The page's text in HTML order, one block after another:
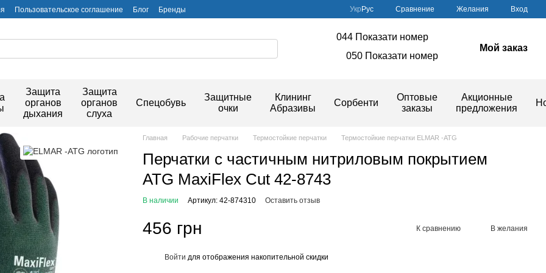
Пользовательское соглашение Блог Бренды Укр Рус Сравнение Желания Вход
044 Показати номер
050 Показати номер
Мой заказ
Защита
органов
дыхания
Защита
органов
слуха
Спецобувь
Защитные
очки
Клининг
Абразивы
Сорбенти
Оптовые
заказы
Акционные
предложения
Главная Рабочие перчатки Термостойкие перчатки Термостойкие перчатки ELMAR -ATG
Перчатки с частичным нитриловым покрытием
ATG MaxiFlex Cut 42-8743
В наличии Артикул: 42-874310 Оставить отзыв
456 грн К сравнению В желания
Войти для отображения накопительной скидки